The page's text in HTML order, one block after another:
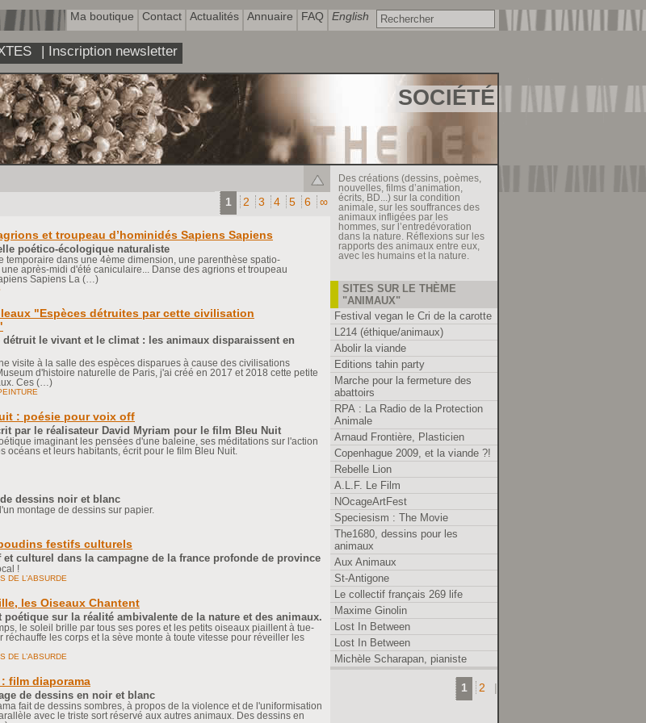
1 2 3 4 5 6 ∞
et troupeau d’hominidés Sapiens Sapiens
poético-écologique naturaliste
temporaire dans une 4ème dimension, une parenthèse spatio-
après-midi d'été caniculaire... Danse des agrions et troupeau
Sapiens La (…)
"Espèces détruites par cette civilisation
détruit le vivant et le climat : les animaux disparaissent en
visite à la salle des espèces disparues à cause des civilisations
d'histoire naturelle de Paris, j'ai créé en 2017 et 2018 cette petite
Ces (…)
: poésie pour voix off
par le réalisateur David Myriam pour le film Bleu Nuit
imaginant les pensées d'une baleine, ses méditations sur l'action
océans et leurs habitants, écrit pour le film Bleu Nuit.
dessins noir et blanc
montage de dessins sur papier.
festifs culturels
et culturel dans la campagne de la france profonde de province
!
DE L’ABSURDE
les Oiseaux Chantent
poétique sur la réalité ambivalente de la nature et des animaux.
le soleil brille par tous ses pores et les petits oiseaux piaillent à tue-
réchauffe les corps et la sève monte à toute vitesse pour réveiller les
DE L’ABSURDE
film diaporama
de dessins en noir et blanc
fait de dessins sombres, à propos de la violence et de l'uniformisation
avec le triste sort réservé aux autres animaux. Des dessins en
Des créations (dessins, poèmes,
nouvelles, films d’animation,
écrits, BD...) sur la condition
animale, sur les souffrances des
animaux infligées par les
hommes, sur l’entredévoration
dans la nature. Réflexions sur les
rapports des animaux entre eux,
avec les humains et la nature.
SITES SUR LE THÈME
"ANIMAUX"
Festival vegan le Cri de la carotte
L214 (éthique/animaux)
Abolir la viande
Editions tahin party
Marche pour la fermeture des
abattoirs
RPA : La Radio de la Protection
Animale
Arnaud Frontière, Plasticien
Copenhague 2009, et la viande ?!
Rebelle Lion
A.L.F. Le Film
NOcageArtFest
Speciesism : The Movie
The1680, dessins pour les
animaux
Aux Animaux
St-Antigone
Le collectif français 269 life
Maxime Ginolin
Lost In Between
Lost In Between
Michèle Scharapan, pianiste
1 2 |
SOCIÉTÉ
Ma boutique Contact Actualités Annuaire FAQ English
| Inscription newsletter